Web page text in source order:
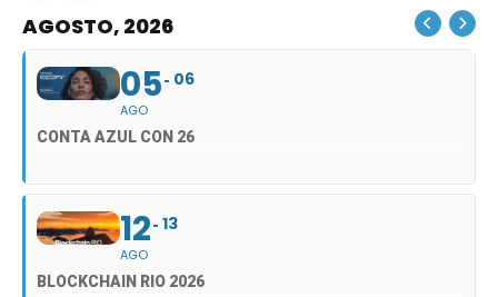
AGOSTO, 2026
05
AGO
06
CONTA AZUL CON 26
12
AGO
13
BLOCKCHAIN RIO 2026